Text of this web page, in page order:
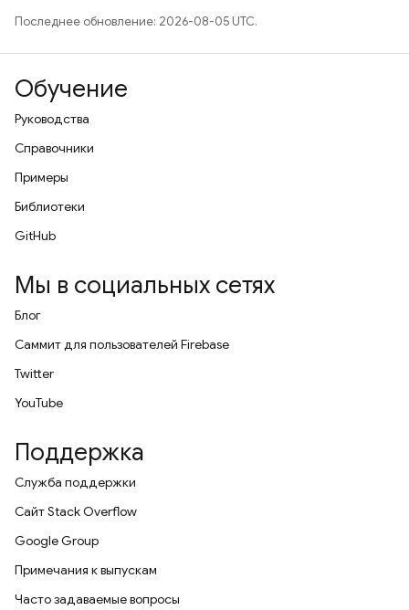
Последнее обновление: 2026-08-05 UTC.
Обучение
Руководства
Справочники
Примеры
Библиотеки
GitHub
Мы в социальных сетях
Блог
Саммит для пользователей Firebase
Twitter
YouTube
Поддержка
Служба поддержки
Сайт Stack Overflow
Google Group
Примечания к выпускам
Часто задаваемые вопросы